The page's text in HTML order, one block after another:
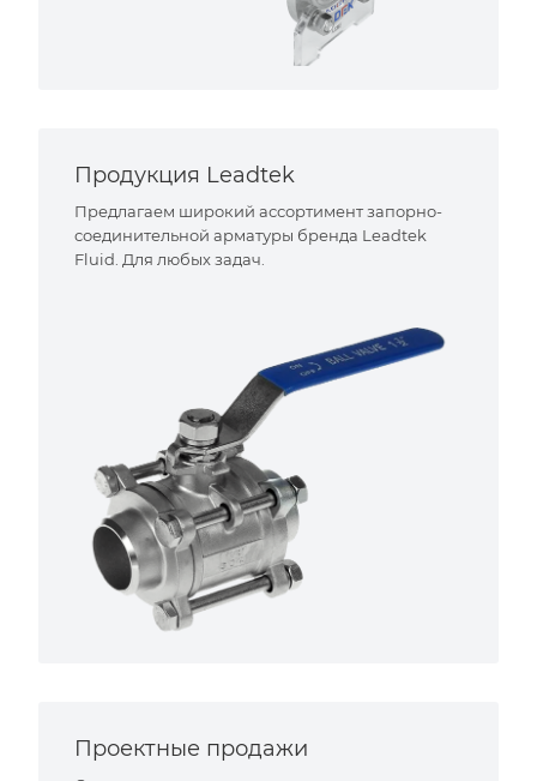
Продукция Leadtek
Предлагаем широкий ассортимент запорно-
соединительной арматуры бренда Leadtek
Fluid. Для любых задач.
Проектные продажи